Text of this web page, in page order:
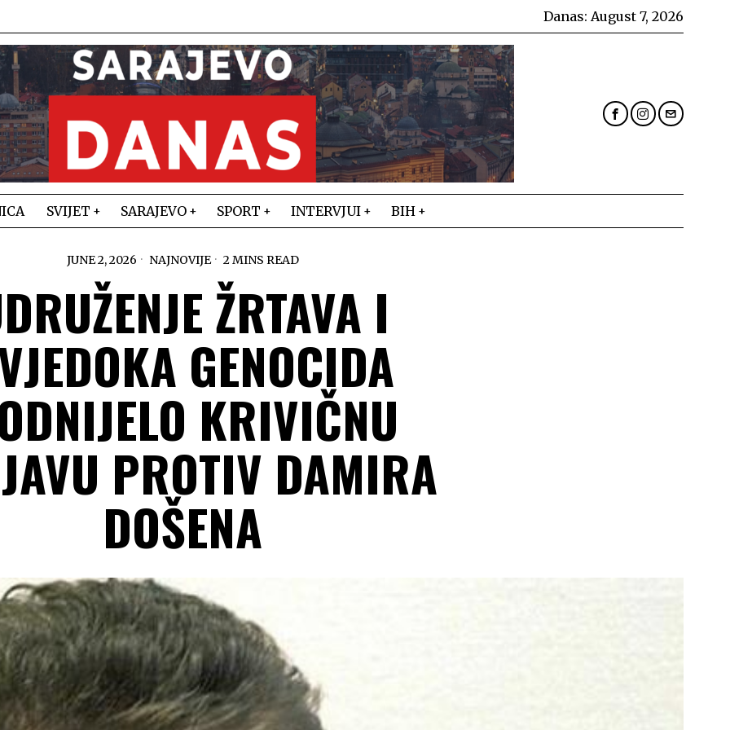
Danas: August 7, 2026
SVIJET SARAJEVO SPORT INTERVJUI BIH
JUNE 2, 2026 NAJNOVIJE 2 MINS READ
ŽRTAVA I
GENOCIDA
KRIVIČNU
PROTIV DAMIRA
DOŠENA